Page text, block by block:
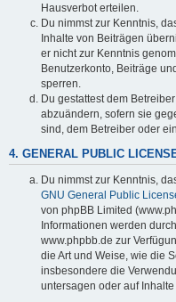
Hausverbot erteilen.
Du nimmst zur Kenntnis,
Inhalte von Beiträgen
er nicht zur Kenntnis
Benutzerkonto, Beiträge
sperren.
Du gestattest dem
abzuändern, sofern sie
sind, dem Betreiber oder
4. GENERAL PUBLIC
Du nimmst zur Kenntnis,
GNU General Public
von phpBB Limited
Informationen werden
www.phpbb.de zur
die Art und Weise, wie die
insbesondere die
untersagen oder auf